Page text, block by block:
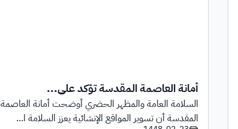
أمانة العاصمة المقدسة تؤكد على...
السلامة العامة والمظهر الحضري أوضحت أمانة العاصمة
المقدسة أن تسوير المواقع الإنشائية يعزز السلامة ا...